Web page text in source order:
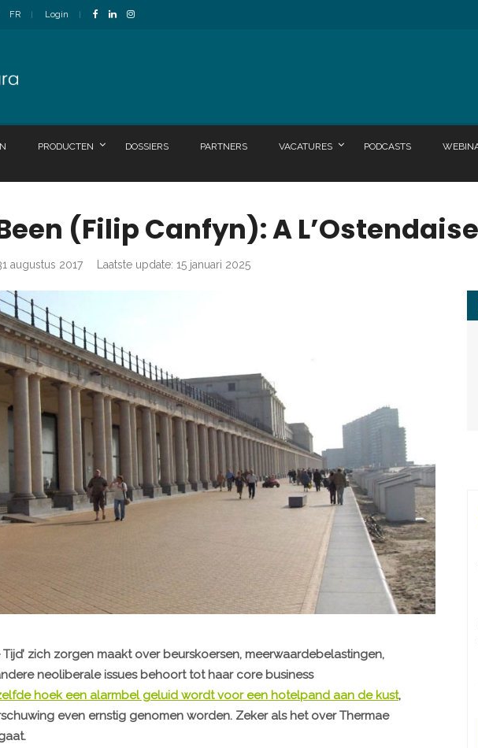
FR Login
PRODUCTEN DOSSIERS PARTNERS VACATURES PODCASTS
(Filip Canfyn): A L’Ostendaise
augustus 2017 Laatste update: 15 januari 2025
Tijd’ zich zorgen maakt over beurskoersen, meerwaardebelastingen,
neoliberale issues behoort tot haar core business
hoek een alarmbel geluid wordt voor een hotelpand aan de kust,
even ernstig genomen worden. Zeker als het over Thermae